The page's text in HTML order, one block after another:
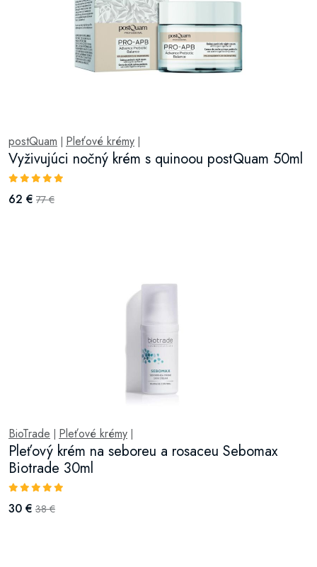
postQuam | Pleťové krémy |
Vyživujúci nočný krém s quinoou postQuam 50ml
62 € 77 €
BioTrade | Pleťové krémy |
Pleťový krém na seboreu a rosaceu Sebomax
Biotrade 30ml
30 € 38 €